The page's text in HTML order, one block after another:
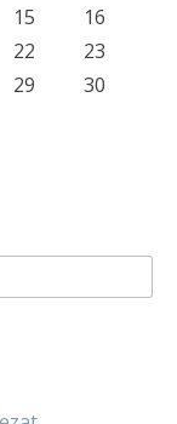
15
16
22
23
29
30